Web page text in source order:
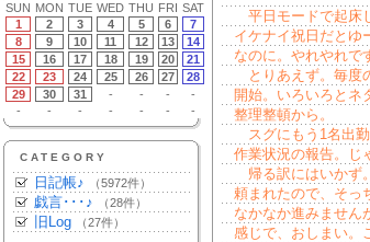
SUN MON TUE WED THU FRI SAT
1
2 3 4 5 6
7
8
9 10 11 12 13
14
15
16 17 18 19 20
21
22
23 24 25 26 27
28
29
30 31 - - -
-
-
- - - - - -
CATEGORY
日記帳♪ （5972件）
戯言･･･♪ （28件）
旧Log （27件）
平日モードで起床
イケナイ祝日だと
なのに。やれやれで
とりあえず。毎度
開始。いろいろとネ
整理整頓から。
スグにもう1名出
作業状況の報告。じ
帰る訳にはいかず
頼まれたので、そっ
なかなか進みません
感じで、おしまい。